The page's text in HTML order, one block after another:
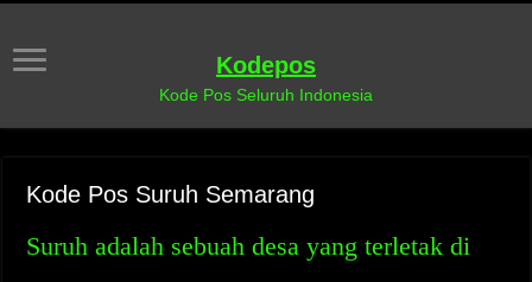
Kodepos
Kode Pos Seluruh Indonesia
Kode Pos Suruh Semarang
Suruh adalah sebuah desa yang terletak di